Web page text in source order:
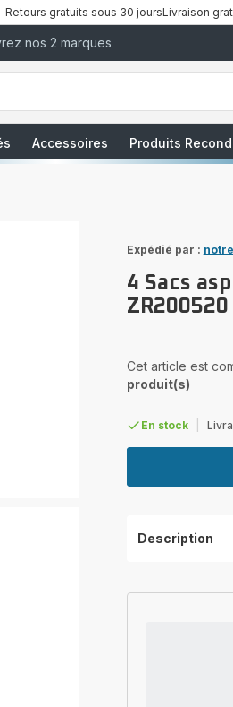
Retours gratuits sous 30 joursLivraison
nos 2 marques
Accessoires Produits
Expédié par :
4 Sacs
ZR200520
Cet article est
produit(s)
En stock
Description